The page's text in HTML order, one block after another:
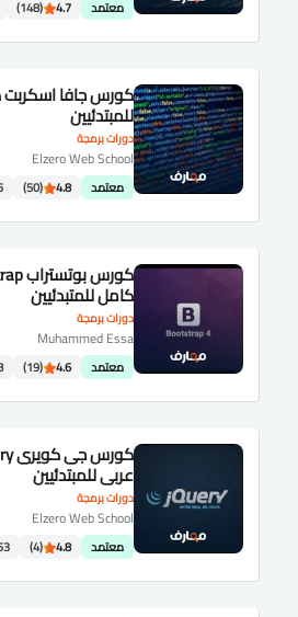
معتمد 4.7
(148)
دورات برمجة
كورس جافا
للمبتدئيين
Elzero Web School
معتمد 4.8
(50)
دورات برمجة
كامل للمتبدئيين
Muhammed Essa
معتمد 4.6
(19)
دورات برمجة
عربى للمبتدئيين
Elzero Web School
معتمد 4.8
(4)
53